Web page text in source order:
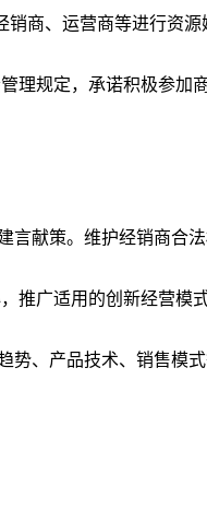
商、运营商等进行资源
规定，承诺积极参加
献策。维护经销商合
推广适用的创新经营模
、产品技术、销售模